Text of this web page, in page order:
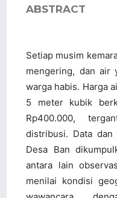
ABSTRACT
Setiap musim
mengering, dan air
warga habis. Harga
5 meter kubik
Rp400.000,
distribusi. Data
Desa Ban
antara lain
menilai kondisi